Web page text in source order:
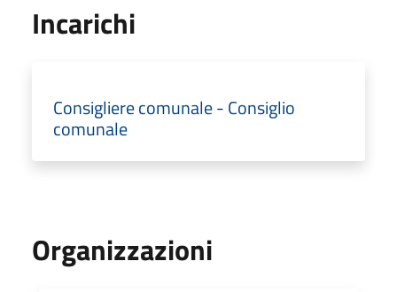
Incarichi
Consigliere comunale - Consiglio
comunale
Organizzazioni